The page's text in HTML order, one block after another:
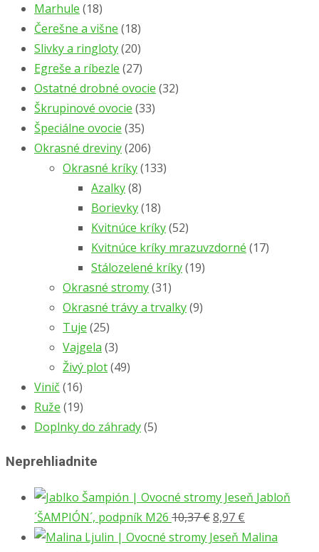
Marhule (18)
Čerešne a višne (18)
Slivky a ringloty(20)
Egreše a ríbezle (27)
Ostatné drobné ovocie (32)
Škrupinové ovocie (33)
Špeciálne ovocie (35)
Okrasné dreviny(206)
Okrasné kríky(133)
Azalky(8)
Borievky(18)
Kvitnúce kríky(52)
Kvitnúce kríky mrazuvzdorné (17)
Stálozelené kríky(19)
Okrasné stromy(31)
Okrasné trávy a trvalky(9)
Tuje (25)
Vajgela (3)
Živý plot(49)
Vinič (16)
Ruže (19)
Doplnky do záhrady(5)
Neprehliadnite
Jabloň
´ŠAMPIÓN´, podpník M26 10,37€Pôvodná
cena
8,97 €
cena
Malina